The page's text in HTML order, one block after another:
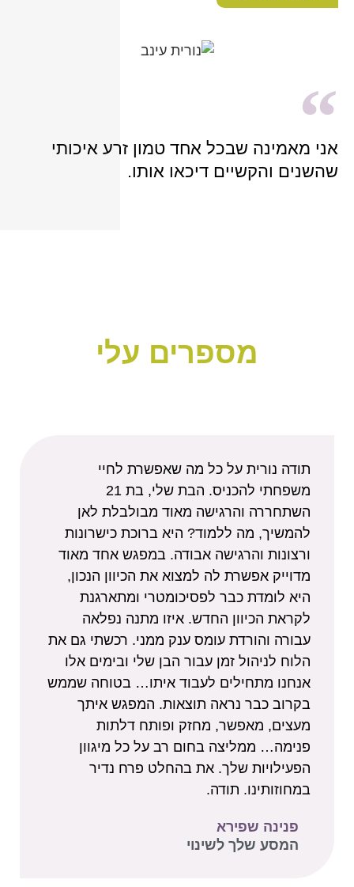
אני מאמינה שבכל אחד טמון זרע איכותי
שהשנים והקשיים דיכאו אותו.
מספרים עלי
תודה נורית על כל מה שאפשרת לחיי
משפחתי להכניס. הבת שלי, בת 21
השתחררה והרגישה מאוד מבולבלת לאן
להמשיך, מה ללמוד? היא ברוכת כישרונות
ורצונות והרגישה אבודה. במפגש אחד מאוד
מדוייק אפשרת לה למצוא את הכיוון הנכון,
היא לומדת כבר לפסיכומטרי ומתארגנת
לקראת הכיוון החדש. איזו מתנה נפלאה
עבורה והורדת עומס ענק ממני. רכשתי גם את
הלוח לניהול זמן עבור הבן שלי ובימים אלו
אנחנו מתחילים לעבוד איתו… בטוחה שממש
בקרוב כבר נראה תוצאות. המפגש איתך
מעצים, מאפשר, מחזק ופותח דלתות
פנימה… ממליצה בחום רב על כל מיגוון
הפעילויות שלך. את בהחלט פרח נדיר
במחוזותינו. תודה.
פנינה שפירא
המסע שלך לשינוי